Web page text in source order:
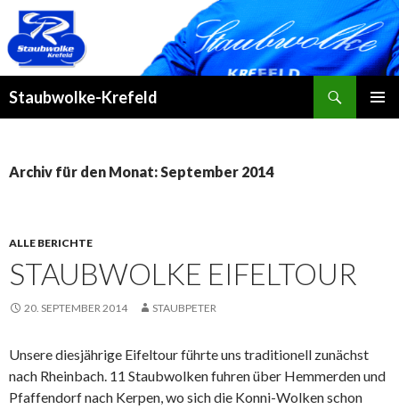
Staubwolke-Krefeld
Archiv für den Monat: September 2014
ALLE BERICHTE
STAUBWOLKE EIFELTOUR
20. SEPTEMBER 2014 STAUBPETER
Unsere diesjährige Eifeltour führte uns traditionell zunächst
nach Rheinbach. 11 Staubwolken fuhren über Hemmerden und
Pfaffendorf nach Kerpen, wo sich die Konni-Wolken schon